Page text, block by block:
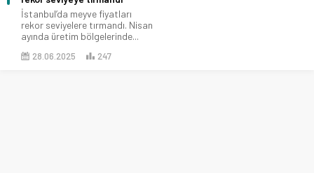
İstanbul’da meyve fiyatları
rekor seviyelere tırmandı. Nisan
ayında üretim bölgelerinde...
28.06.2025 247